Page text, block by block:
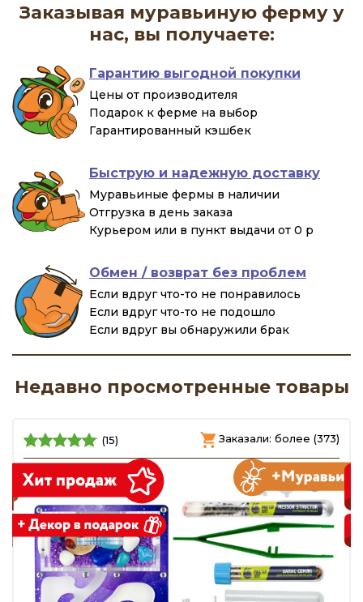
Заказывая муравьиную ферму у
нас, вы получаете:
Гарантию выгодной покупки
Цены от производителя
Подарок к ферме на выбор
Гарантированный кэшбек
Быструю и надежную доставку
Муравьиные фермы в наличии
Отгрузка в день заказа
Курьером или в пункт выдачи от 0 р
Обмен / возврат без проблем
Если вдруг что-то не понравилось
Если вдруг что-то не подошло
Если вдруг вы обнаружили брак
Недавно просмотренные товары
(15) Заказали: более (373)